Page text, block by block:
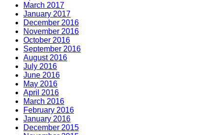
March 2017
January 2017
December 2016
November 2016
October 2016
September 2016
August 2016
July 2016
June 2016
May 2016
April 2016
March 2016
February 2016
January 2016
December 2015